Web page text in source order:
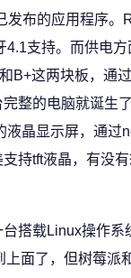
发布的应用程序
支持。而供电
B+这两块板，通
整的电脑就诞生
晶显示屏，通过
持tft液晶，有没
搭载Linux操作
面了，但树莓派